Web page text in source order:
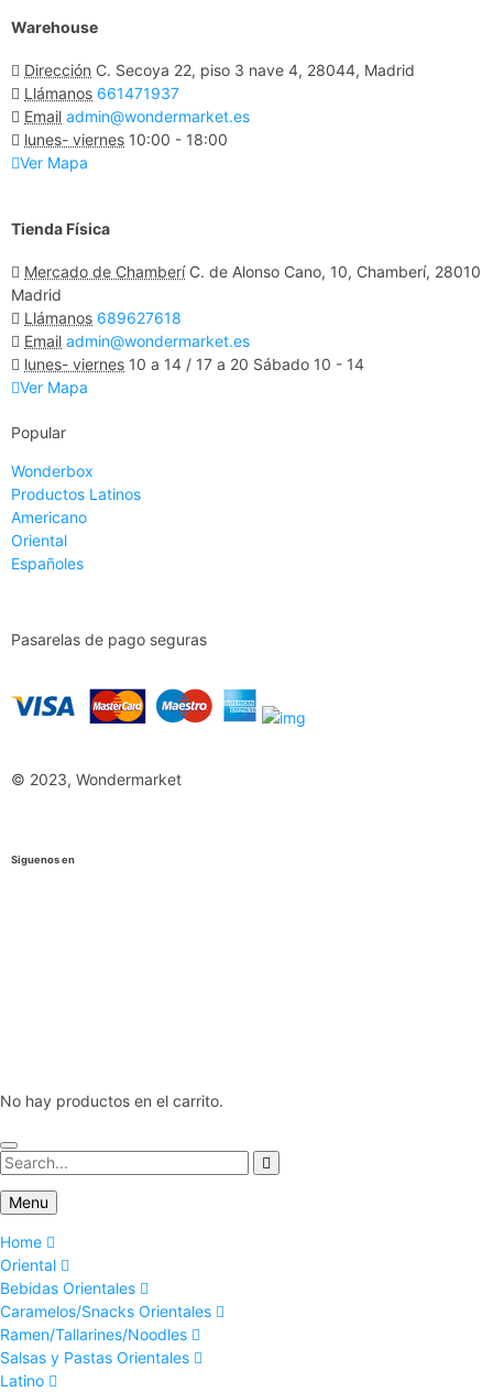
Warehouse
Dirección C. Secoya 22, piso 3 nave 4, 28044, Madrid
Llámanos 661471937
Email admin@wondermarket.es
lunes- viernes 10:00 - 18:00
Ver Mapa
Tienda Física
Mercado de Chamberí C. de Alonso Cano, 10, Chamberí, 28010
Madrid
Llámanos 689627618
Email admin@wondermarket.es
lunes- viernes 10 a 14 / 17 a 20 Sábado 10 - 14
Ver Mapa
Popular
Wonderbox
Productos Latinos
Americano
Oriental
Españoles
Pasarelas de pago seguras
© 2023, Wondermarket
Siguenos en
No hay productos en el carrito.
Menu
Home
Oriental
Bebidas Orientales
Caramelos/Snacks Orientales
Ramen/Tallarines/Noodles
Salsas y Pastas Orientales
Latino